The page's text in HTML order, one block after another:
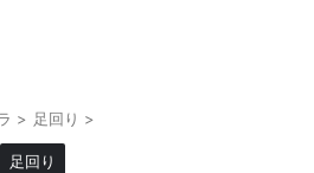
> 足回り >
足回り